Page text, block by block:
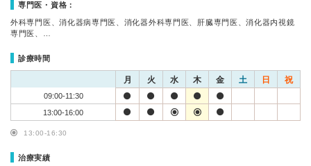
専門医・資格：
外科専門医、消化器病専門医、消化器外科専門医、肝臓専門医、消化器内視鏡
専門医、…
診療時間
月 火 水 木 金 土 日 祝
09:00-11:30
13:00-16:00
13:00-16:30
治療実績